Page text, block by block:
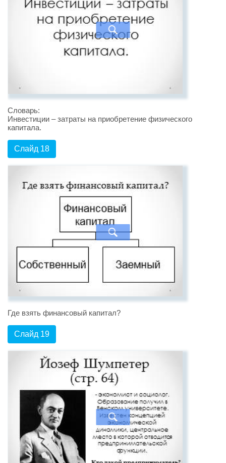
Словарь:
Инвестиции – затраты на приобретение физического
капитала.
Слайд 18
Где взять финансовый капитал?
Слайд 19